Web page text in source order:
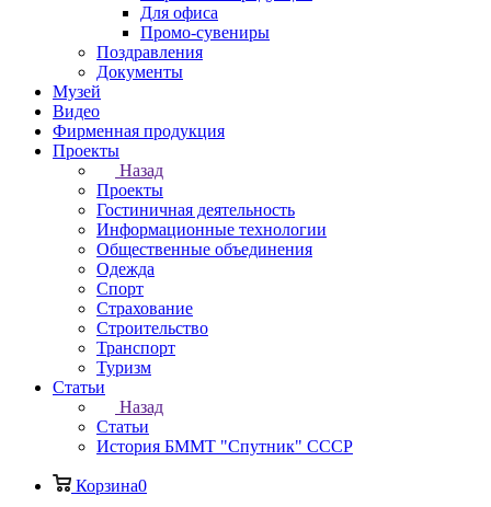
Для офиса
Промо-сувениры
Поздравления
Документы
Музей
Видео
Фирменная продукция
Проекты
Назад
Проекты
Гостиничная деятельность
Информационные технологии
Общественные объединения
Одежда
Спорт
Страхование
Строительство
Транспорт
Туризм
Статьи
Назад
Статьи
История БММТ "Спутник" СССР
Корзина0